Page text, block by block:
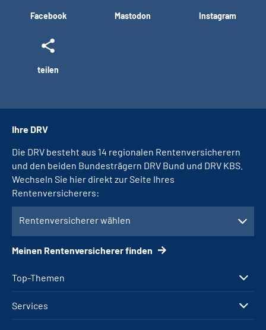
Facebook Mastodon Instagram
teilen
Top-Themen
Services
Ihre DRV
Die DRV besteht aus 14 regionalen Rentenversicherern
und den beiden Bundesträgern DRV Bund und DRV KBS.
Wechseln Sie hier direkt zur Seite Ihres
Rentenversicherers:
Rentenversicherer wählen
Meinen Rentenversicherer finden